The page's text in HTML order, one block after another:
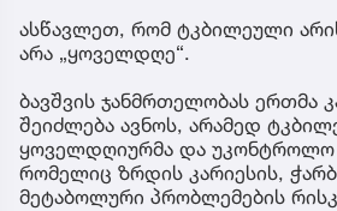
ასწავლეთ, რომ ტკბილეული
არა „ყოველდღე“.
ბავშვის ჯანმრთელობას ერთმა
შეიძლება ავნოს, არამედ
ყოველდღიურმა და უკონტროლო
რომელიც ზრდის კარიესის,
მეტაბოლური პრობლემების